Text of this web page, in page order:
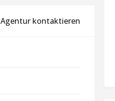
Agentur kontaktieren